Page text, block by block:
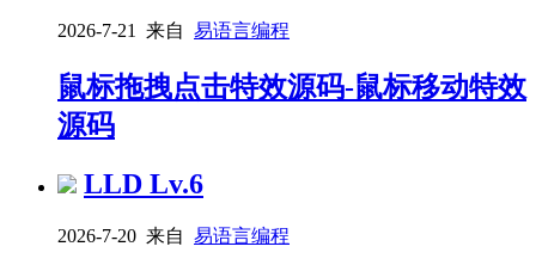
2026-7-21 来自 易语言编程
鼠标拖拽点击特效源码-鼠标移动特效
源码
LLD Lv.6
2026-7-20 来自 易语言编程